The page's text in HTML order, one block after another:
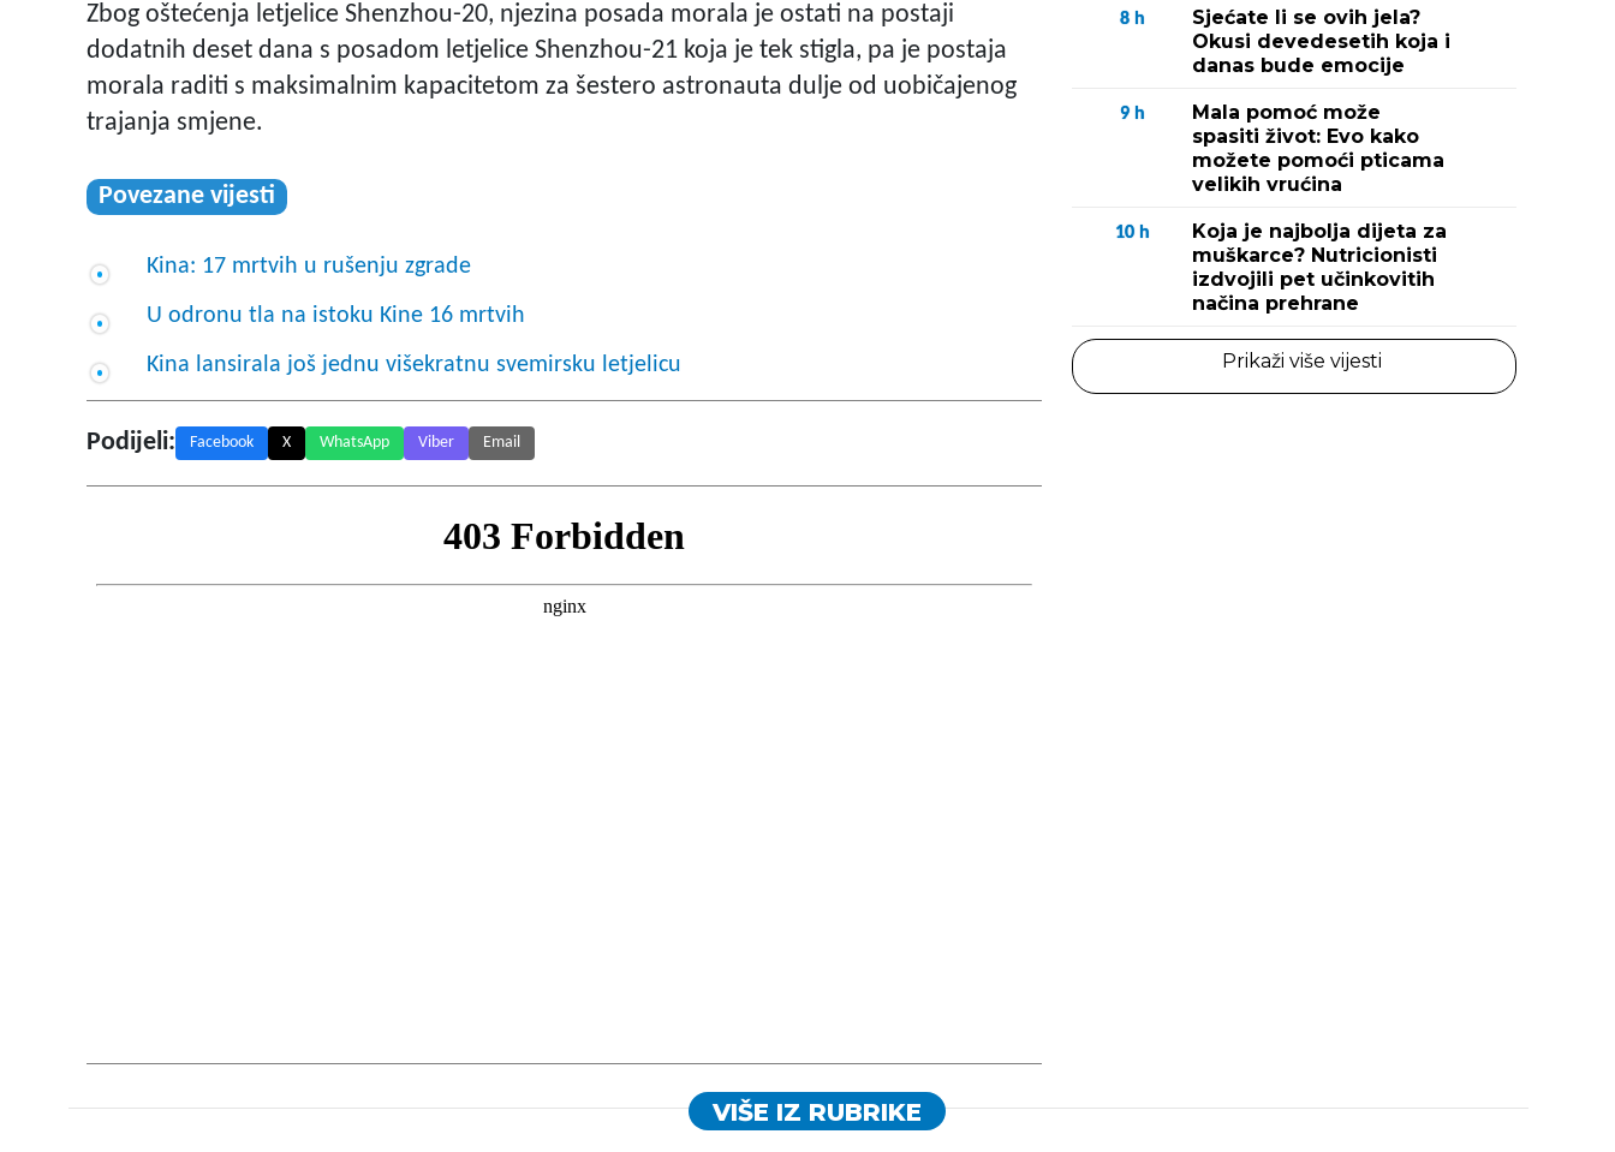
Zbog oštećenja letjelice Shenzhou-20, njezina posada morala je ostati na postaji
dodatnih deset dana s posadom letjelice Shenzhou-21 koja je tek stigla, pa je postaja
morala raditi s maksimalnim kapacitetom za šestero astronauta dulje od uobičajenog
trajanja smjene.
Povezane vijesti
Kina: 17 mrtvih u rušenju zgrade
U odronu tla na istoku Kine 16 mrtvih
Kina lansirala još jednu višekratnu svemirsku letjelicu
Podijeli: Facebook X WhatsApp Viber Email
8 h
Sjećate li se ovih jela?
Okusi devedesetih koja i
danas bude emocije
9 h
Mala pomoć može
spasiti život: Evo kako
možete pomoći pticama
velikih vrućina
10 h
Koja je najbolja dijeta za
muškarce? Nutricionisti
izdvojili pet učinkovitih
načina prehrane
Prikaži više vijesti
VIŠE IZ RUBRIKE